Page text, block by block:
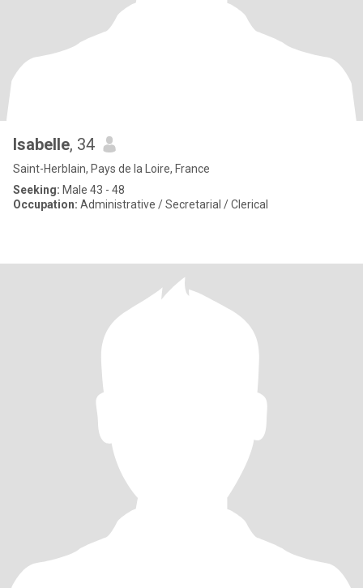
Isabelle, 34
Saint-Herblain, Pays de la Loire, France
Seeking: Male 43 - 48
Occupation: Administrative / Secretarial / Clerical